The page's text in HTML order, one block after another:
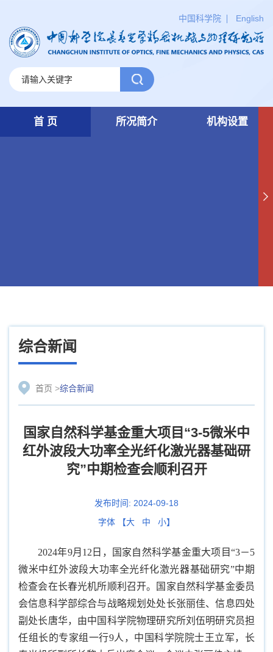
中国科学院 English
首 页 所况简介 机构设置
综合新闻
首页 >综合新闻
国家自然科学基金重大项目“3-5微米中
红外波段大功率全光纤化激光器基础研
究”中期检查会顺利召开
发布时间: 2024-09-18
字体 【大 中 小】
2024年9月12日，国家自然科学基金重大项目“3－5
微米中红外波段大功率全光纤化激光器基础研究”中期
检查会在长春光机所顺利召开。国家自然科学基金委员
会信息科学部综合与战略规划处处长张丽佳、信息四处
副处长唐华，由中国科学院物理研究所刘伍明研究员担
任组长的专家组一行9人，中国科学院院士王立军，长